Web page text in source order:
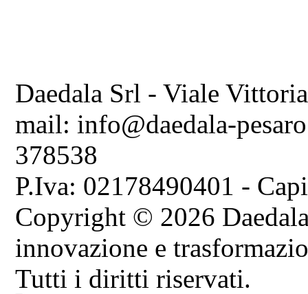
Daedala Srl - Viale
mail: info@daedala-
378538
P.Iva: 02178490401 -
Copyright © 2026
innovazione e
Tutti i diritti riservati.